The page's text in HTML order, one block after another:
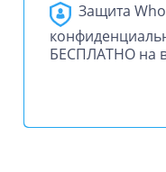
Защита
БЕСПЛАТНО на